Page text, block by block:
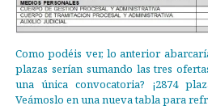
Como podéis ver, lo anterior
plazas serían sumando las tres
una única convocatoria? ¡2874
Veámoslo en una nueva tabla para